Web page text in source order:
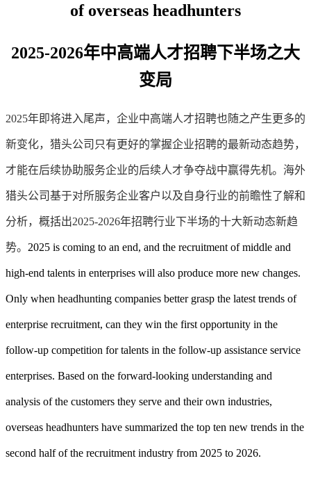
of overseas headhunters
2025-2026年中高端人才招聘下半场之大
变局
2025年即将进入尾声，企业中高端人才招聘也随之产生更多的
新变化，猎头公司只有更好的掌握企业招聘的最新动态趋势，
才能在后续协助服务企业的后续人才争夺战中赢得先机。海外
猎头公司基于对所服务企业客户以及自身行业的前瞻性了解和
分析，概括出2025-2026年招聘行业下半场的十大新动态新趋
势。 2025 is coming to an end, and the recruitment of middle and
high-end talents in enterprises will also produce more new changes.
Only when headhunting companies better grasp the latest trends of
enterprise recruitment, can they win the first opportunity in the
follow-up competition for talents in the follow-up assistance service
enterprises. Based on the forward-looking understanding and
analysis of the customers they serve and their own industries,
overseas headhunters have summarized the top ten new trends in the
second half of the recruitment industry from 2025 to 2026.